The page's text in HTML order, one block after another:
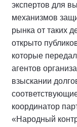
экспертов для
механизмов
рынка от таких
открыто
которые
агентов
взыскании
координатор
«Народный